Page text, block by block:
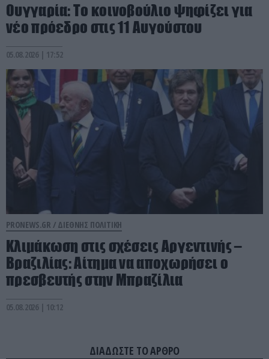
Ουγγαρία: Το κοινοβούλιο ψηφίζει για
νέο πρόεδρο στις 11 Αυγούστου
05.08.2026 | 17:52
PRONEWS.GR / ΔΙΕΘΝΗΣ ΠΟΛΙΤΙΚΗ
Κλιμάκωση στις σχέσεις Αργεντινής –
Βραζιλίας: Αίτημα να αποχωρήσει ο
πρεσβευτής στην Μπραζίλια
05.08.2026 | 10:12
ΔΙΑΔΩΣΤΕ ΤΟ ΑΡΘΡΟ